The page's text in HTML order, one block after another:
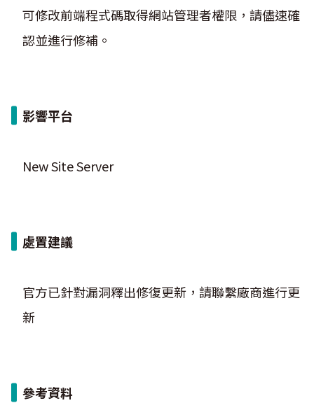
可修改前端程式碼取得網站管理者權限，請儘速確
認並進行修補。
影響平台
New Site Server
處置建議
官方已針對漏洞釋出修復更新，請聯繫廠商進行更
新
參考資料